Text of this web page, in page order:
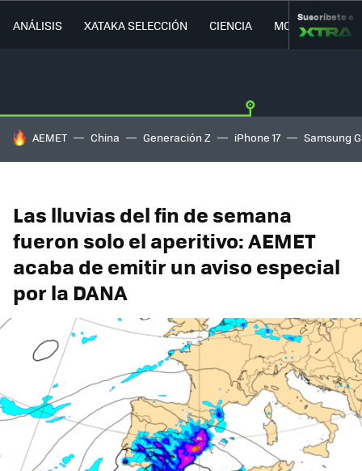
ANÁLISIS XATAKA SELECCIÓN CIENCIA MOVILIDAD
Suscríbete a
HOY SE HABLA DE
AEMET China Generación Z iPhone 17 Samsung
Las lluvias del fin de semana
fueron solo el aperitivo: AEMET
acaba de emitir un aviso especial
por la DANA